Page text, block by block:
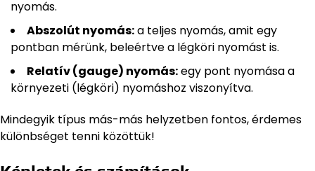
nyomás.
Abszolút nyomás:a teljes nyomás, amit egy
pontban mérünk, beleértve a légköri nyomást is.
Relatív (gauge) nyomás:egy pont nyomása a
környezeti (légköri) nyomáshoz viszonyítva.
Mindegyik típus más-más helyzetben fontos, érdemes
különbséget tenni közöttük!